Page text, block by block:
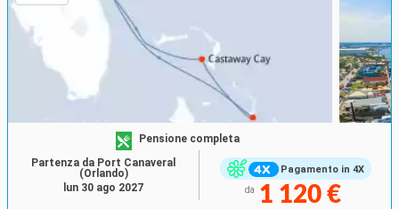
Pagamento in 4X
Pensione completa
da 1 120 €
Partenza da Port Canaveral
(Orlando)
lun 30 ago 2027